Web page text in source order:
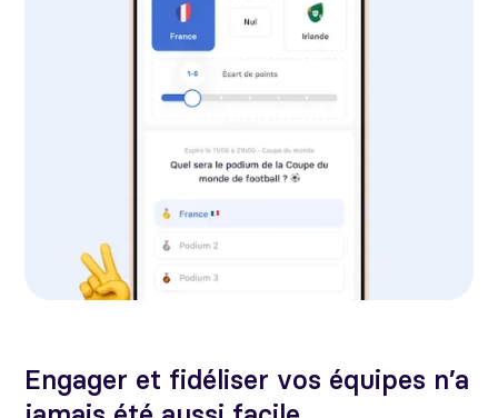
Engager et fidéliser vos équipes n’a